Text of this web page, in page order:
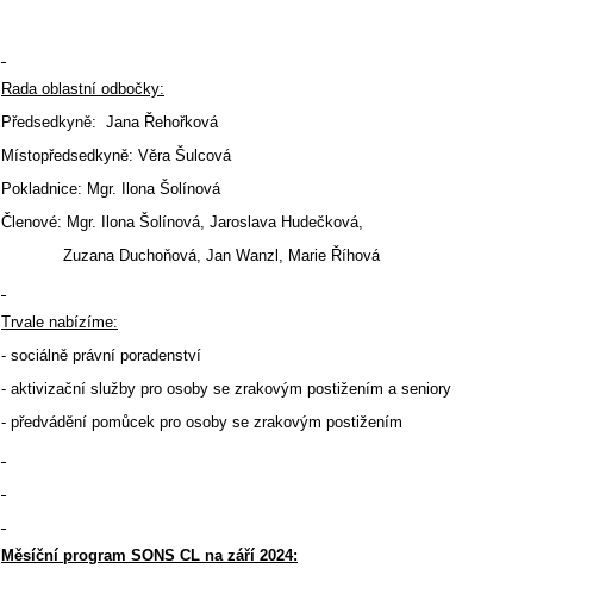
Rada oblastní odbočky:
Předsedkyně: Jana Řehořková
Místopředsedkyně: Věra Šulcová
Pokladnice: Mgr. Ilona Šolínová
Členové: Mgr. Ilona Šolínová, Jaroslava Hudečková,
Zuzana Duchoňová, Jan Wanzl, Marie Říhová
Trvale nabízíme:
- sociálně právní poradenství
- aktivizační služby pro osoby se zrakovým postižením a seniory
- předvádění pomůcek pro osoby se zrakovým postižením
Měsíční program SONS CL na září 2024: